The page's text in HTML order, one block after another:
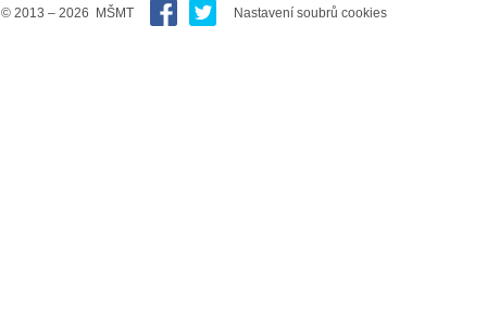
© 2013 – 2026 MŠMT Nastavení soubrů cookies